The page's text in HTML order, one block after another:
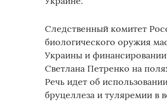
Следственный комитет
биологического оружия
Украины и
Светлана Петренко на
Речь идет об
бруцеллеза и туляремии в